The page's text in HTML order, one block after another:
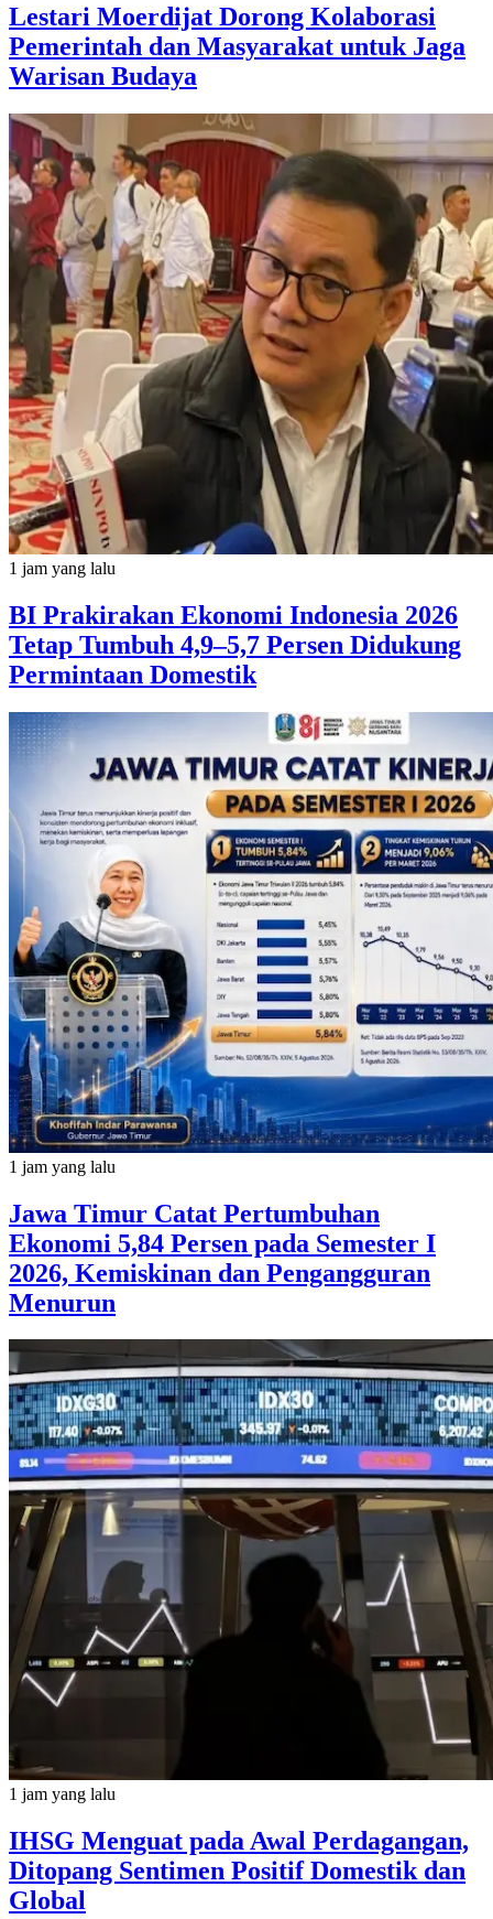
Lestari Moerdijat Dorong Kolaborasi
Pemerintah dan Masyarakat untuk Jaga
Warisan Budaya
1 jam yang lalu
BI Prakirakan Ekonomi Indonesia 2026
Tetap Tumbuh 4,9–5,7 Persen Didukung
Permintaan Domestik
1 jam yang lalu
Jawa Timur Catat Pertumbuhan
Ekonomi 5,84 Persen pada Semester I
2026, Kemiskinan dan Pengangguran
Menurun
1 jam yang lalu
IHSG Menguat pada Awal Perdagangan,
Ditopang Sentimen Positif Domestik dan
Global